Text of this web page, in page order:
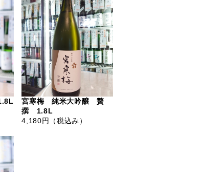
宮寒梅 純米大吟醸 贅
撰 1.8L
4,180円
（税込み）